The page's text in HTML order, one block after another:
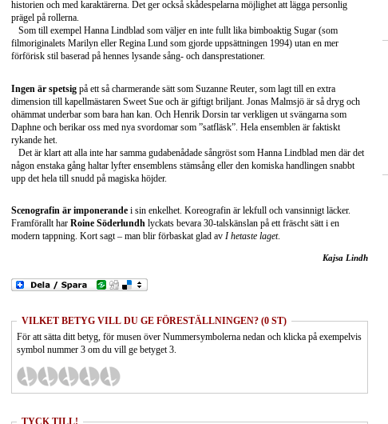
historien och med karaktärerna. Det ger också skådespelarna möjlighet att lägga personlig
prägel på rollerna.
Som till exempel Hanna Lindblad som väljer en inte fullt lika bimboaktig Sugar (som
filmoriginalets Marilyn eller Regina Lund som gjorde uppsättningen 1994) utan en mer
förförisk stil baserad på hennes lysande sång- och dansprestationer.
Ingen är spetsig på ett så charmerande sätt som Suzanne Reuter, som lagt till en extra
dimension till kapellmästaren Sweet Sue och är giftigt briljant. Jonas Malmsjö är så dryg och
ohämmat underbar som bara han kan. Och Henrik Dorsin tar verkligen ut svängarna som
Daphne och berikar oss med nya svordomar som ”satfläsk”. Hela ensemblen är faktiskt
rykande het.
Det är klart att alla inte har samma gudabenådade sångröst som Hanna Lindblad men där det
någon enstaka gång haltar lyfter ensemblens stämsång eller den komiska handlingen snabbt
upp det hela till snudd på magiska höjder.
Scenografin är imponerande i sin enkelhet. Koreografin är lekfull och vansinnigt läcker.
Framförallt har Roine Söderlundh lyckats bevara 30-talskänslan på ett fräscht sätt i en
modern tappning. Kort sagt – man blir förbaskat glad av I hetaste laget.
Kajsa Lindh
VILKET BETYG VILL DU GE FÖRESTÄLLNINGEN? (0 ST)
För att sätta ditt betyg, för musen över Nummersymbolerna nedan och klicka på exempelvis
symbol nummer 3 om du vill ge betyget 3.